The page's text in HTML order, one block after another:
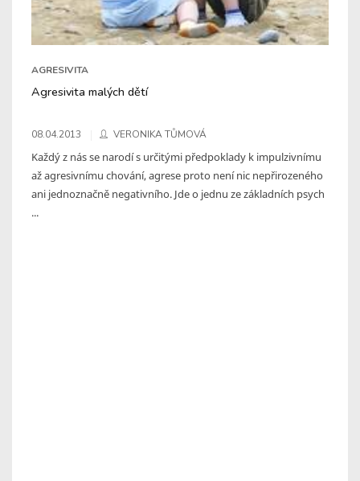
AGRESIVITA
Agresivita malých dětí
08.04.2013 VERONIKA TŮMOVÁ
Každý z nás se narodí s určitými předpoklady k impulzivnímu
až agresivnímu chování, agrese proto není nic nepřirozeného
ani jednoznačně negativního. Jde o jednu ze základních psych
...